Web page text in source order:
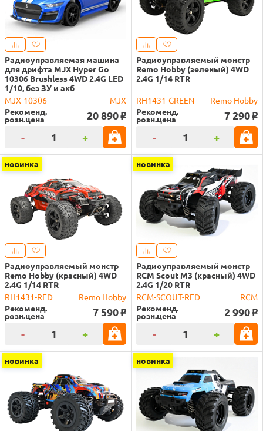
Радиоуправляемая машина
для дрифта MJX Hyper Go
10306 Brushless 4WD 2.4G LED
1/10, без ЗУ и акб
MJX-10306
MJX
Рекоменд.
розн.цена 20 890 o
- +
Радиоуправляемый монстр
Remo Hobby (зеленый) 4WD
2.4G 1/14 RTR
RH1431-GREEN
Remo Hobby
Рекоменд.
розн.цена 7 290 o
- +
новинка
Радиоуправляемый монстр
Remo Hobby (красный) 4WD
2.4G 1/14 RTR
RH1431-RED
Remo Hobby
Рекоменд.
розн.цена 7 590 o
- +
новинка
Радиоуправляемый монстр
RCM Scout M3 (красный) 4WD
2.4G 1/20 RTR
RCM-SCOUT-RED
RCM
Рекоменд.
розн.цена 2 990 o
- +
новинка новинка